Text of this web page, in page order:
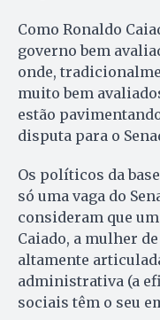
Como Ronaldo
governo bem
onde,
muito bem
estão
disputa para o
Os políticos da
só uma vaga do
consideram que
Caiado, a mulher
altamente
administrativa (a
sociais têm o seu